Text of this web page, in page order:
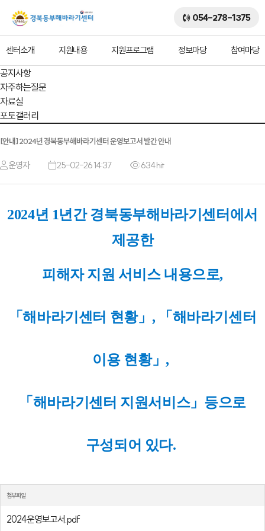
054-278-1375
센터소개 지원내용 지원프로그램 정보마당 참여마당
공지사항
자주하는질문
자료실
포토갤러리
[안내] 2024년 경북동부해바라기센터 운영보고서 발간 안내
운영자 25-02-26 14:37 634 hit
2024년 1년간 경북동부해바라기센터에서
제공한
피해자 지원 서비스 내용으로,
「해바라기센터 현황」, 「해바라기센터
이용 현황」,
「해바라기센터 지원서비스」 등으로
구성되어 있다.
첨부파일
2024운영보고서.pdf